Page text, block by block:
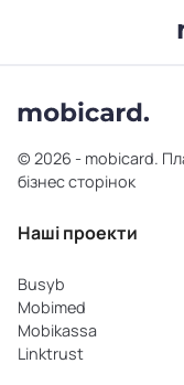
© 2026 - mobicard.
бізнес сторінок
Наші проекти
Busyb
Mobimed
Mobikassa
Linktrust